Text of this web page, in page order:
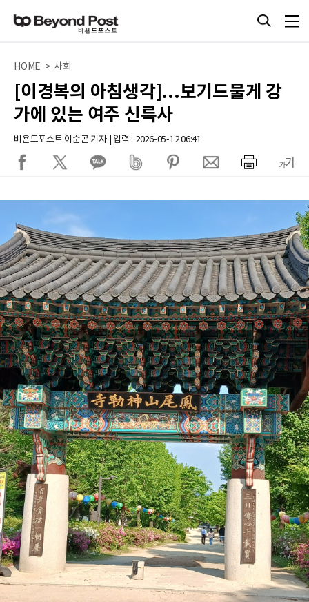
HOME > 사회
[이경복의 아침생각]...보기드물게 강
가에 있는 여주 신륵사
비욘드포스트 이순곤 기자 | 입력 : 2026-05-12 06:41